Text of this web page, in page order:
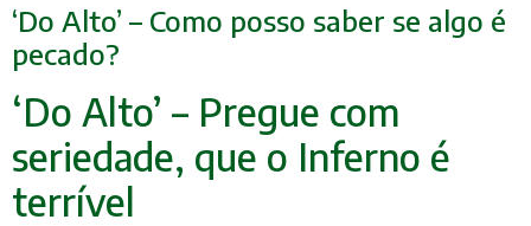
‘Do Alto’ – Como posso saber se algo é
pecado?
‘Do Alto’ – Pregue com
seriedade, que o Inferno é
terrível